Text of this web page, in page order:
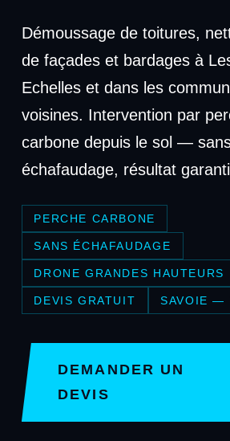
Démoussage de toitures,
de façades et bardages à
Echelles et dans les
voisines. Intervention par
carbone depuis le sol —
échafaudage, résultat
PERCHE CARBONE
SANS ÉCHAFAUDAGE
DRONE GRANDES HAUTEURS
DEVIS GRATUIT SAVOIE —
DEMANDER UN
DEVIS